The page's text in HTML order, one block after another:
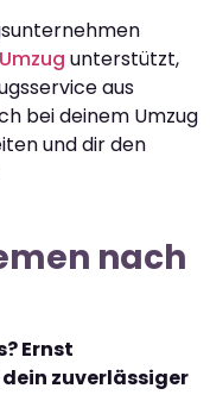
unterstützt,
aus
bei deinem Umzug
und dir den
nach
Ernst
zuverlässiger